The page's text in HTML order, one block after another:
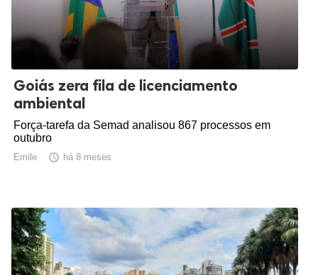
Goiás zera fila de licenciamento
ambiental
Força-tarefa da Semad analisou 867 processos em
outubro
Emile  há 8 meses